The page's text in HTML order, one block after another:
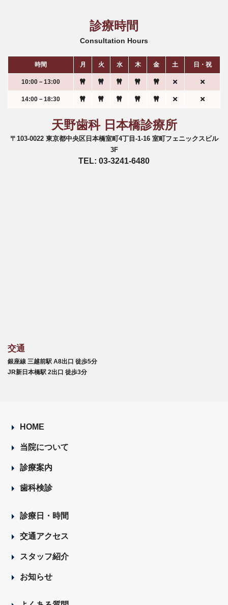
診療時間
Consultation Hours
時間 月 火 水 木 金 土 日・祝
10:00－13:00
14:00－18:30
天野歯科 日本橋診療所
〒103-0022 東京都中央区日本橋室町4丁目-1-16 室町フェニックスビル
3F
TEL: 03-3241-6480
交通
銀座線 三越前駅 A8出口 徒歩5分
JR新日本橋駅 2出口 徒歩3分
HOME
当院について
診療案内
歯科検診
診療日・時間
交通アクセス
スタッフ紹介
お知らせ